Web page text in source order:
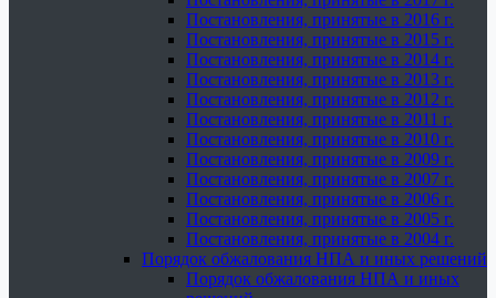
Постановления, принятые в 2016 г.
Постановления, принятые в 2015 г.
Постановления, принятые в 2014 г.
Постановления, принятые в 2013 г.
Постановления, принятые в 2012 г.
Постановления, принятые в 2011 г.
Постановления, принятые в 2010 г.
Постановления, принятые в 2009 г.
Постановления, принятые в 2007 г.
Постановления, принятые в 2006 г.
Постановления, принятые в 2005 г.
Постановления, принятые в 2004 г.
Порядок обжалования НПА и иных решений
Порядок обжалования НПА и иных